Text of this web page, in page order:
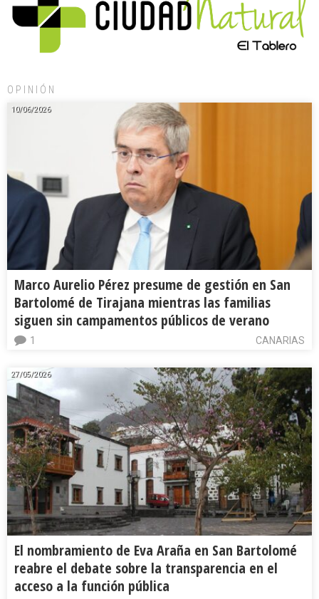
OPINIÓN
10/06/2026
Marco Aurelio Pérez presume de gestión en San
Bartolomé de Tirajana mientras las familias
siguen sin campamentos públicos de verano
CANARIAS
1
27/05/2026
El nombramiento de Eva Araña en San Bartolomé
reabre el debate sobre la transparencia en el
acceso a la función pública